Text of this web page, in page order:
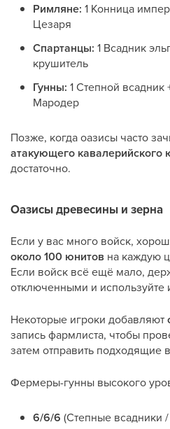
Римляне: 1 Конница
Цезаря
Спартанцы: 1 Всадник
крушитель
Гунны: 1 Степной всадник
Мародер
Позже, когда оазисы часто
атакующего кавалерийского
достаточно.
Оазисы древесины и зерна
Если у вас много войск,
около 100 юнитов на каждую
Если войск всё ещё мало,
отключенными и используйте
Некоторые игроки добавляют
запись фармлиста, чтобы
затем отправить подходящие
Фермеры-гунны высокого
6/6/6 (Степные всадники